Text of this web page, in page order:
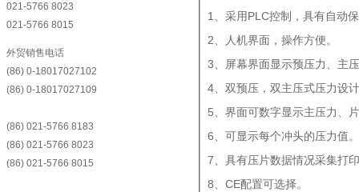
021-5766 8023
021-5766 8015
外贸销售电话
(86) 0-18017027102
(86) 0-18017027109
(86) 021-5766 8183
(86) 021-5766 8023
(86) 021-5766 8015
1、采用PLC控制，具有自动
2、人机界面，操作方便。
3、屏幕界面显示预压力、主
4、双预压，双主压式压力设
5、界面可数字显示主压力、
6、可显示每个冲头的压力值。
7、具有压片数据情况采集打
8、CE配置可选择。